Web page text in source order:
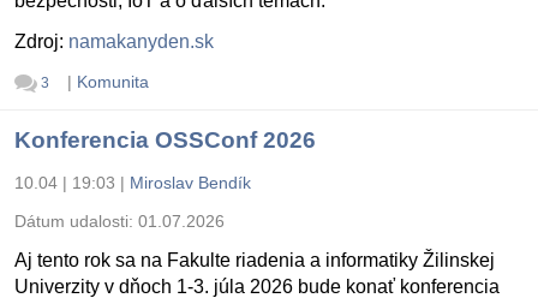
Zdroj: namakanyden.sk
3 | Komunita
Konferencia OSSConf 2026
10.04 | 19:03 | Miroslav Bendík
Dátum udalosti: 01.07.2026
Aj tento rok sa na Fakulte riadenia a informatiky Žilinskej
Univerzity v dňoch 1-3. júla 2026 bude konať konferencia